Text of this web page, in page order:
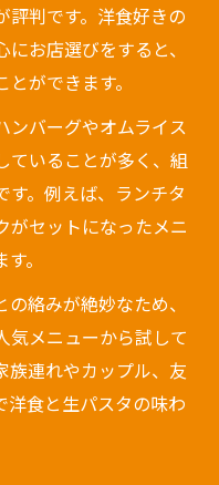
群馬県の洋食文化
馬パスタの新しい
食の食べ比べポイ
楽しむ群馬パスタ
洋食の贅沢な一皿
洋食を満喫する方
評判です。洋食好きの
お店選びをすると、
ができます。
ンバーグやオムライス
ていることが多く、組
す。例えば、ランチタ
がセットになったメニ
。
絡みが絶妙なため、
気メニューから試して
族連れやカップル、友
洋食と生パスタの味わ